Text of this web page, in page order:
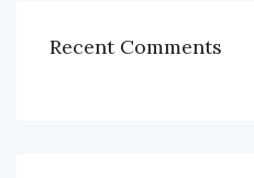
Recent Comments